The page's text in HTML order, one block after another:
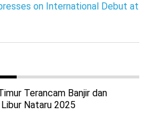
on International Debut at
Terancam Banjir dan
Nataru 2025